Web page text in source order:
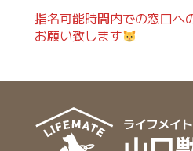
指名可能時間内での窓口へ
お願い致します